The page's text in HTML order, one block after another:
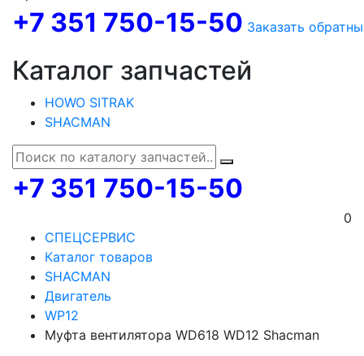
+7 351 750-15-50 Заказать
Каталог запчастей
HOWO SITRAK
SHACMAN
+7 351 750-15-50
0
СПЕЦСЕРВИС
Каталог товаров
SHACMAN
Двигатель
WP12
Муфта вентилятора WD618 WD12 Shacman